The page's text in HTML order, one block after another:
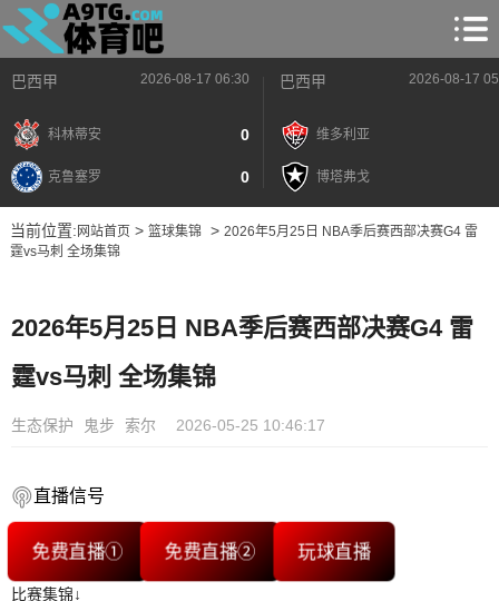
巴西甲 2026-08-17 06:30
科林蒂安 0
克鲁塞罗 0
巴西甲 2026-08-17
维多利亚
博塔弗戈
当前位置: 网站首页> 篮球集锦> 2026年5月25日 NBA季后赛西部决赛G4 雷
霆vs马刺 全场集锦
2026年5月25日 NBA季后赛西部决赛G4 雷
霆vs马刺 全场集锦
生态保护 鬼步 索尔 2026-05-25 10:46:17
直播信号
免费直播① 免费直播② 玩球直播
比赛集锦↓